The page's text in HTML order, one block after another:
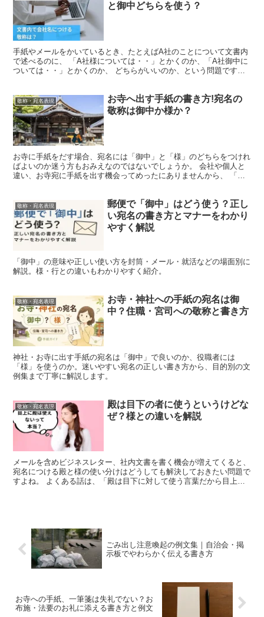
と御中どちらを使う？
手紙やメールをかいているとき、たとえばA社のことについて文書内
で述べるのに、 「A社様については・・」とかくのか、「A社御中に
ついては・・」とかくのか、 どちらがいいのか、という問題です
敬称・宛名表現
お寺へ出す手紙の書き方!宛名の
敬称は御中か様か？
お寺に手紙をだす場合、宛名には「御中」と「様」のどちらをつけれ
ばよいのか迷う方もおみえなのではないでしょうか。 会社や個人と
違い、お寺宛に手紙を出す機会ってめったにありませんから、 「〇
敬称・宛名表現
郵便で「御中」はどう使う？正し
い宛名の書き方とマナーをわかり
やすく解説
「御中」の意味や正しい使い方を封筒・メール・就活などの場面別に
解説。様・行との違いもわかりやすく紹介。
敬称・宛名表現
お寺・神社への手紙の宛名は御
中？住職・宮司への敬称と書き方
神社・お寺に出す手紙の宛名は「御中」で良いのか、役職者には
「様」を使うのか。迷いやすい宛名の正しい書き方から、目的別の文
例集まで丁寧に解説します。
敬称・宛名表現
殿は目下の者に使うというけどな
ぜ？様との違いを解説
メールを含めビジネスレター、社内文書を書く機会が増えてくると、
宛名につける殿と様の使い分けはどうしても解決しておきたい問題で
すよね。 よくある話は、「殿は目下に対して使う言葉だから目上の
ごみ出し注意喚起の例文集｜自治会・掲
示板でやわらかく伝える書き方
お寺への手紙、一筆箋は失礼でない？お
布施・法要のお礼に添える書き方と例文